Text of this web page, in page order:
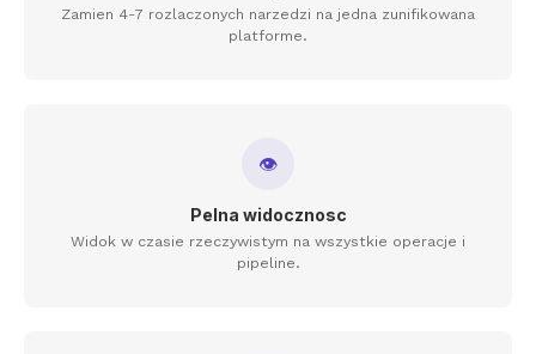
Zamien 4-7 rozlaczonych narzedzi na jedna zunifikowana
platforme.
👁
Pelna widocznosc
Widok w czasie rzeczywistym na wszystkie operacje i
pipeline.